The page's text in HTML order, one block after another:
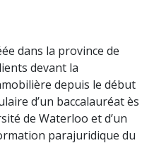
dans la province de
devant la
depuis le début
d’un baccalauréat ès
de Waterloo et d’un
parajuridique du